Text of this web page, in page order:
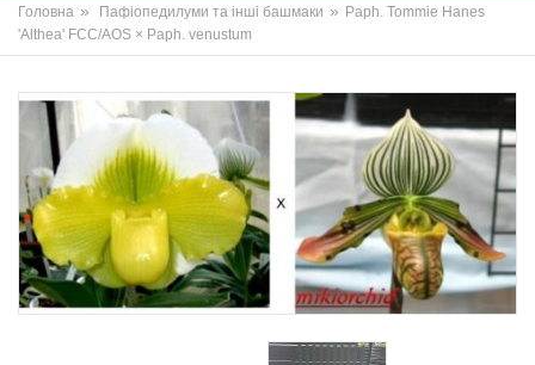
Головна » Пафіопедилуми та інші башмаки » Paph. Tommie Hanes
'Althea' FCC/AOS × Paph. venustum